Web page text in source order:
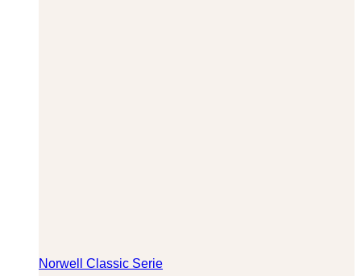
Norwell Classic Serie